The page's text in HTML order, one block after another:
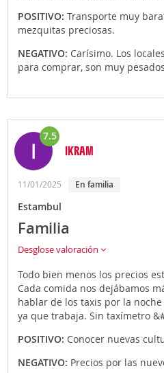
POSITIVO: Transporte muy
mezquitas preciosas.
NEGATIVO: Carísimo. Los
para comprar, son muy
7.5
IKRAM
11/01/2025 En familia
Estambul
Familia
Desglose valoración
Todo bien menos los precios
Cada comida nos dejábamos
hablar de los taxis por la
ya que trabaja. Sin taxímetro
POSITIVO: Conocer nuevas
NEGATIVO: Precios por las